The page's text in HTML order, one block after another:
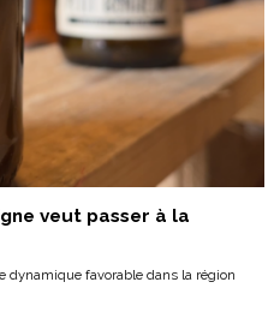
veut passer à la
dynamique favorable dans la région